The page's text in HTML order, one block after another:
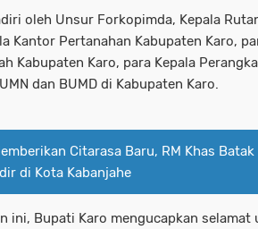
oleh Unsur Forkopimda, Kepala
Kantor Pertanahan Kabupaten Karo,
Kabupaten Karo, para Kepala
dan BUMD di Kabupaten Karo.
Citarasa Baru, RM Khas Batak
di Kota Kabanjahe
ini, Bupati Karo mengucapkan selamat